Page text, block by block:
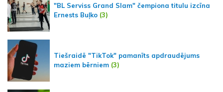
"BL Serviss Grand Slam" čempiona titulu izcīna
Ernests Buļko (3)
Tiešraidē "TikTok" pamanīts apdraudējums
maziem bērniem (3)